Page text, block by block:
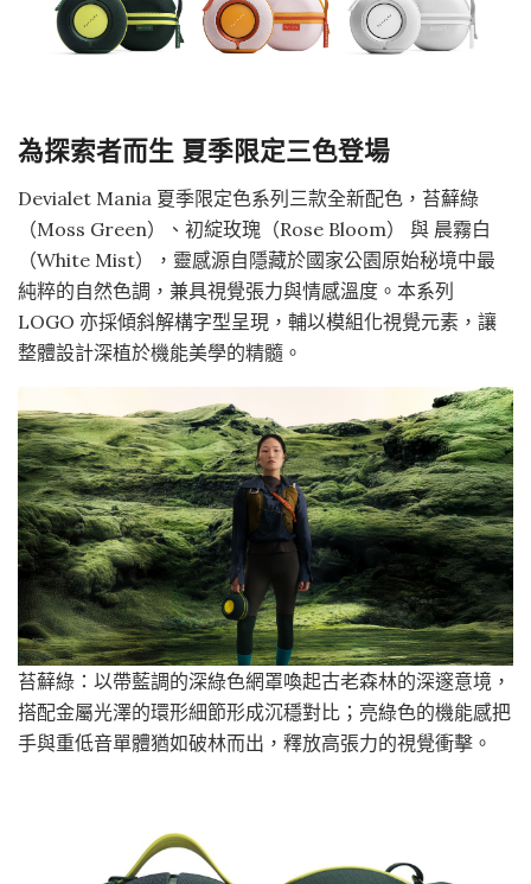
為探索者而生 夏季限定三色登場
Devialet Mania 夏季限定色系列三款全新配色，苔蘚綠
（Moss Green）、初綻玫瑰（Rose Bloom） 與 晨霧白
（White Mist），靈感源自隱藏於國家公園原始秘境中最
純粹的自然色調，兼具視覺張力與情感溫度。本系列
LOGO 亦採傾斜解構字型呈現，輔以模組化視覺元素，讓
整體設計深植於機能美學的精髓。
苔蘚綠：以帶藍調的深綠色網罩喚起古老森林的深邃意境，
搭配金屬光澤的環形細節形成沉穩對比；亮綠色的機能感把
手與重低音單體猶如破林而出，釋放高張力的視覺衝擊。